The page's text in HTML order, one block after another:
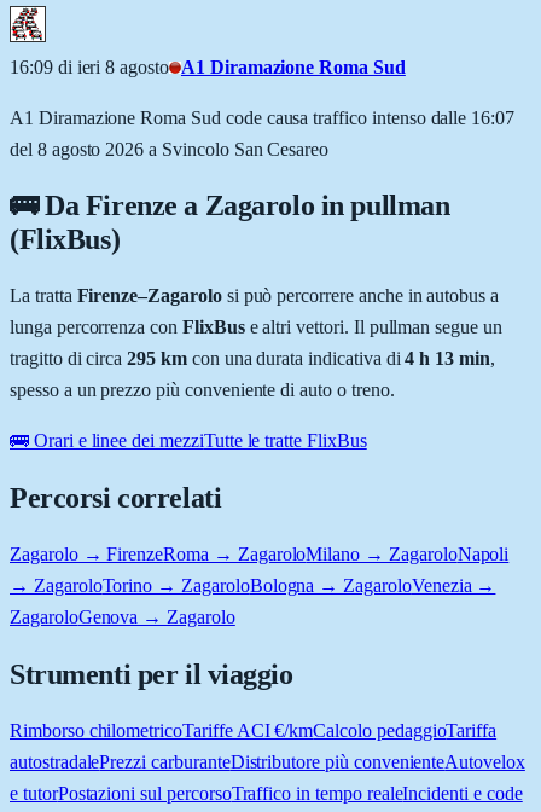
16:09 di ieri 8 agosto A1 Diramazione Roma Sud
A1 Diramazione Roma Sud code causa traffico intenso dalle 16:07
del 8 agosto 2026 a Svincolo San Cesareo
🚌 DaFirenze a Zagarolo in pullman
(FlixBus)
La tratta Firenze–Zagarolosi può percorrere anche in autobus a
lunga percorrenza con FlixBuse altri vettori. Il pullman segue un
tragitto di circa 295 kmcon una durata indicativa di 4 h 13 min,
spesso a un prezzo più conveniente di auto o treno.
🚌 Orari e linee dei mezziTutte le tratte FlixBus
Percorsi correlati
Zagarolo → FirenzeRoma → ZagaroloMilano → ZagaroloNapoli
→ ZagaroloTorino → ZagaroloBologna → ZagaroloVenezia →
ZagaroloGenova → Zagarolo
Strumenti per il viaggio
Rimborso chilometricoTariffe ACI €/kmCalcolo pedaggioTariffa
autostradalePrezzi carburanteDistributore più convenienteAutovelox
e tutorPostazioni sul percorsoTraffico in tempo realeIncidenti e code